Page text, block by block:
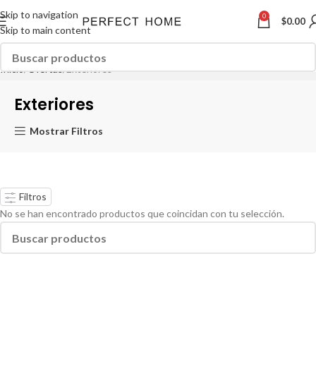
Skip to navigation
Skip to main content
0 $0.00
Inicio Ofertas Exteriores
Exteriores
Mostrar Filtros
Filtros
No se han encontrado productos que coincidan con tu selección.